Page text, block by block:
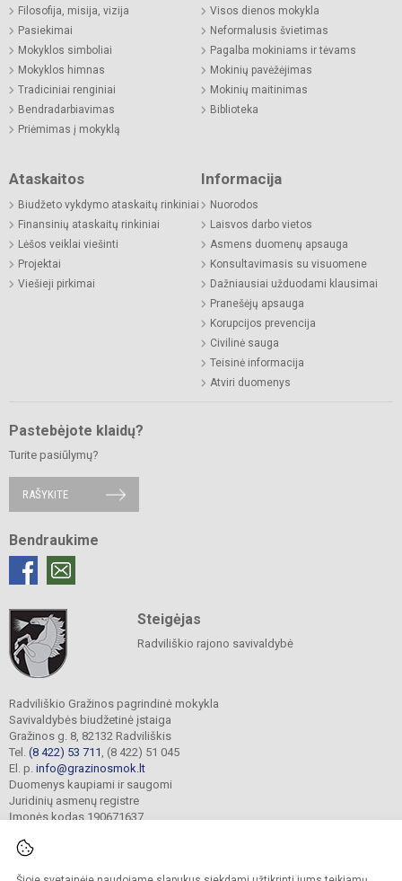
Filosofija, misija, vizija
Pasiekimai
Mokyklos simboliai
Mokyklos himnas
Tradiciniai renginiai
Bendradarbiavimas
Priėmimas į mokyklą
Visos dienos mokykla
Neformalusis švietimas
Pagalba mokiniams ir tėvams
Mokinių pavėžėjimas
Mokinių maitinimas
Biblioteka
Ataskaitos
Biudžeto vykdymo ataskaitų rinkiniai
Finansinių ataskaitų rinkiniai
Lėšos veiklai viešinti
Projektai
Viešieji pirkimai
Informacija
Nuorodos
Laisvos darbo vietos
Asmens duomenų apsauga
Konsultavimasis su visuomene
Dažniausiai užduodami klausimai
Pranešėjų apsauga
Korupcijos prevencija
Civilinė sauga
Teisinė informacija
Atviri duomenys
Pastebėjote klaidų?
Turite pasiūlymų?
RAŠYKITE
Bendraukime
Steigėjas
Radviliškio rajono savivaldybė
Radviliškio Gražinos pagrindinė mokykla
Savivaldybės biudžetinė įstaiga
Gražinos g. 8, 82132 Radviliškis
Tel. (8 422) 53 711 , (8 422) 51 045
El. p. info@grazinosmok.lt
Duomenys kaupiami ir saugomi
Juridinių asmenų registre
Įmonės kodas 190671637